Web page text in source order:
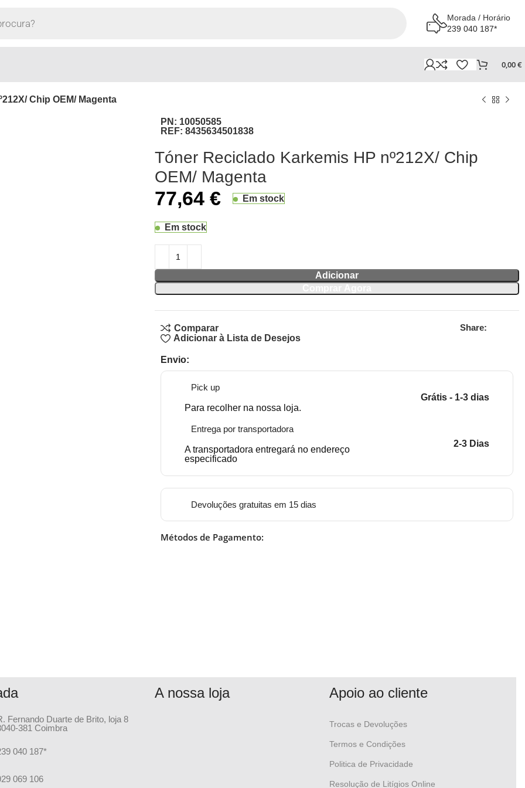
Morada / Horário
239 040 187*
0,00€
Chip OEM/ Magenta
PN: 10050585
REF: 8435634501838
Tóner Reciclado Karkemis HP nº212X/ Chip
OEM/ Magenta
77,64 € Em stock
Em stock
Adicionar
Comparar
Adicionar à Lista de Desejos
Share:
Envio:
Pick up
Para recolher na nossa loja.
Grátis - 1-3 dias
Entrega por transportadora
A transportadora entregará no endereço
especificado
2-3 Dias
Devoluções gratuitas em 15 dias
Métodos de Pagamento:
Fernando Duarte de Brito, loja 8
381 Coimbra
040 187*
069 106
A nossa loja Apoio ao cliente
Trocas e Devoluções
Termos e Condições
Politica de Privacidade
Resolução de Litígios Online